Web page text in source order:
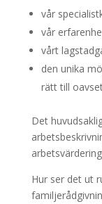
vår
vår
vårt
den unika
rätt till
Det
Hur ser det ut